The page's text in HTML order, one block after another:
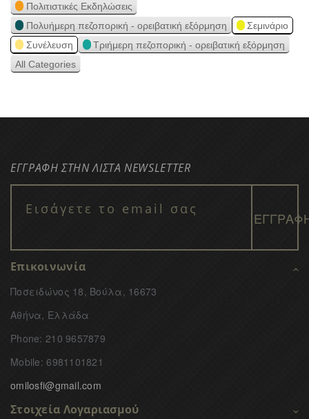
Πολιτιστικές Εκδηλώσεις
Πολυήμερη πεζοπορική - ορειβατική εξόρμηση
Σεμινάριο
Συνέλευση
Τριήμερη πεζοπορική - ορειβατική εξόρμηση
All Categories
ΕΓΓΡΑΦΗ ΣΤΗΝ ΛΙΣΤΑ NEWSLETTER
Επικοινωνία
Ποσειδώνος 18, Βούλα, 16673
Αθήνα, Ελλάδα
Phone: 210 9657879
Mobile: 6981101821
omilosfi@gmail.com
Στοιχεία Λογαριασμού